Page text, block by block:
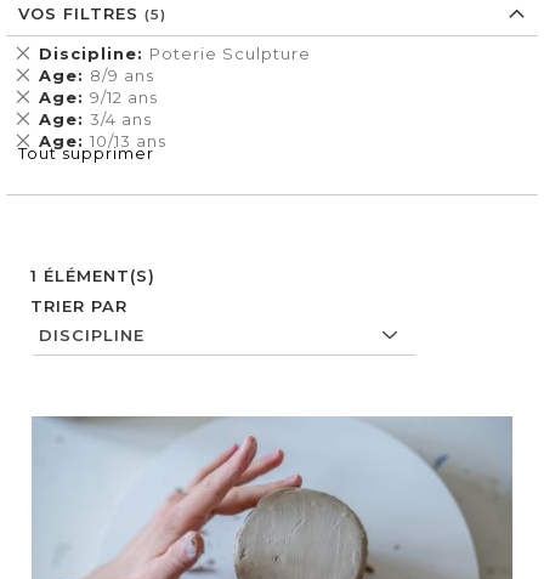
1 ÉLÉMENT(S)
TRIER PAR
VOS FILTRES
Discipline Poterie Sculpture
Supprimer
cet
Élément
Age 8/9 ans
Supprimer
cet
Élément
Age 9/12 ans
Supprimer
cet
Élément
Age 3/4 ans
Supprimer
cet
Élément
Age 10/13 ans
Supprimer
cet
Tout supprimer